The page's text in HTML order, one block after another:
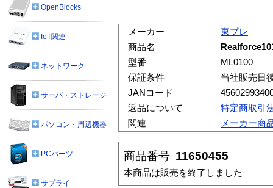
メーカー
東プレ
商品名
型番
ML0100
保証条件
当社販売日
JANコード
返品について
特定商取引
関連
メーカー商
商品番号 11650455
本商品は販売を終了しました
OpenBlocks
IoT関連
ネットワーク
サーバ・ストレージ
パソコン・周辺機器
PCパーツ
サプライ